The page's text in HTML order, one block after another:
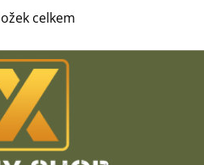
O
l
á
d
c
í
p
celkem